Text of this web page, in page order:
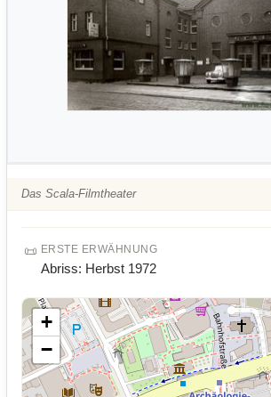
Das Scala-Filmtheater
📜 ERSTE ERWÄHNUNG
Abriss: Herbst 1972
+
−